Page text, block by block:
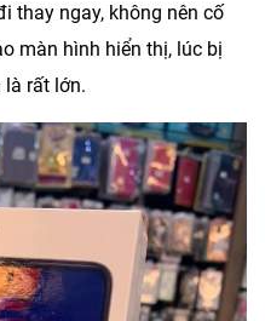
thay ngay, không nên cố
màn hình hiển thị, lúc bị
rất lớn.